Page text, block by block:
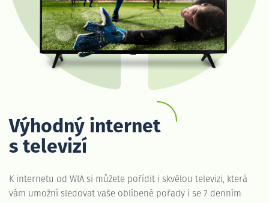
Výhodný internet
s televizí
K internetu od WIA si můžete pořídit i skvělou televizi, která
vám umožní sledovat vaše oblíbené pořady i se 7 denním